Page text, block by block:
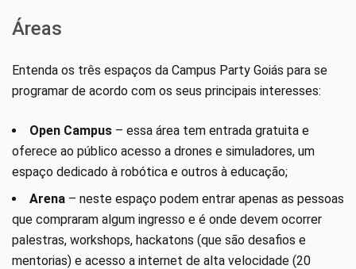
Áreas
Entenda os três espaços da Campus Party Goiás para se
programar de acordo com os seus principais interesses:
Open Campus – essa área tem entrada gratuita e
oferece ao público acesso a drones e simuladores, um
espaço dedicado à robótica e outros à educação;
Arena – neste espaço podem entrar apenas as pessoas
que compraram algum ingresso e é onde devem ocorrer
palestras, workshops, hackatons (que são desafios e
mentorias) e acesso a internet de alta velocidade (20